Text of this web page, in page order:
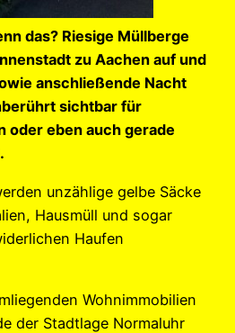
das? Riesige Müllberge
zu Aachen auf und
anschließende Nacht
sichtbar für
oder eben auch gerade
unzählige gelbe Säcke
Hausmüll und sogar
Haufen
Wohnimmobilien
der Stadtlage Normaluhr